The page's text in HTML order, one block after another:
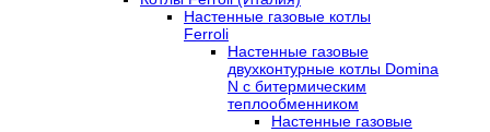
Настенные газовые котлы
Ferroli
Настенные газовые
двухконтурные котлы Domina
N с битермическим
теплообменником
Настенные газовые